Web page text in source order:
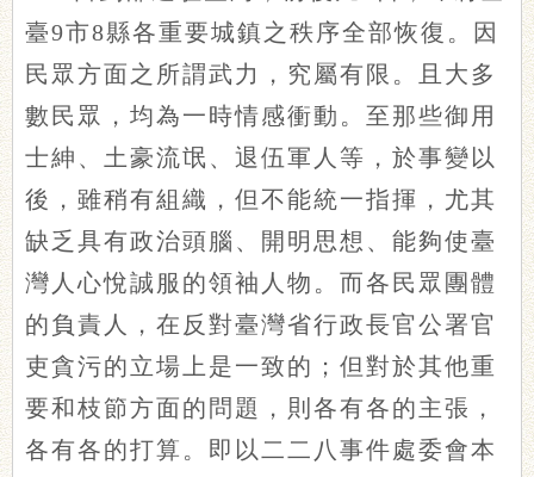
臺9市8縣各重要城鎮之秩序全部恢復。因
民眾方面之所謂武力，究屬有限。且大多
數民眾，均為一時情感衝動。至那些御用
士紳、土豪流氓、退伍軍人等，於事變以
後，雖稍有組織，但不能統一指揮，尤其
缺乏具有政治頭腦、開明思想、能夠使臺
灣人心悅誠服的領袖人物。而各民眾團體
的負責人，在反對臺灣省行政長官公署官
吏貪污的立場上是一致的；但對於其他重
要和枝節方面的問題，則各有各的主張，
各有各的打算。即以二二八事件處委會本